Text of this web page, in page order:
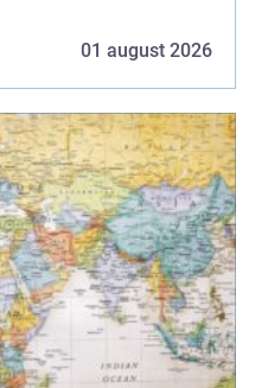
01 august 2026